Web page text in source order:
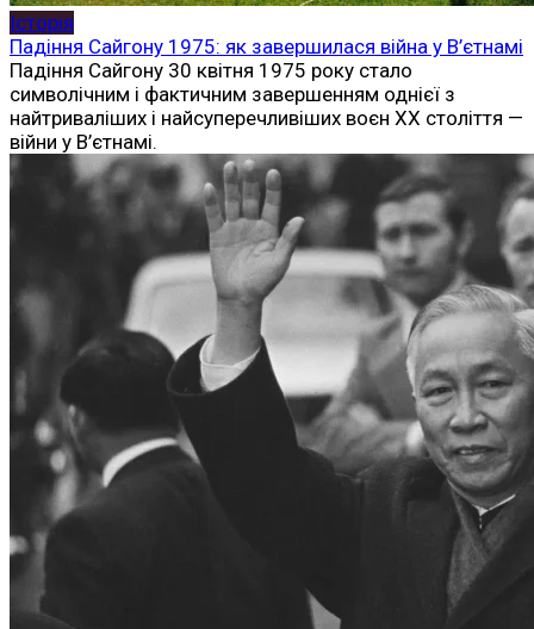
Історія
Падіння Сайгону 1975: як завершилася війна у В’єтнамі
Падіння Сайгону 30 квітня 1975 року стало
символічним і фактичним завершенням однієї з
найтриваліших і найсуперечливіших воєн XX століття —
війни у В’єтнамі.